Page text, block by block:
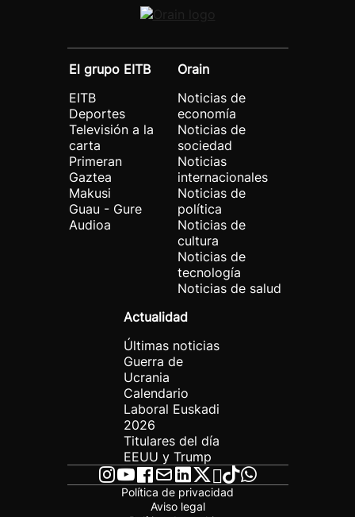
El grupo EITB
EITB
Deportes
Televisión a la
carta
Primeran
Gaztea
Makusi
Guau - Gure
Audioa
Orain
Noticias de
economía
Noticias de
sociedad
Noticias
internacionales
Noticias de
política
Noticias de
cultura
Noticias de
tecnología
Noticias de salud
Actualidad
Últimas noticias
Guerra de
Ucrania
Calendario
Laboral Euskadi
2026
Titulares del día
EEUU y Trump
Política de privacidad
Aviso legal